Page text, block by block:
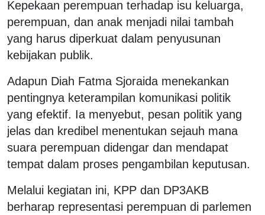
Kepekaan perempuan terhadap isu keluarga,
perempuan, dan anak menjadi nilai tambah
yang harus diperkuat dalam penyusunan
kebijakan publik.
Adapun Diah Fatma Sjoraida menekankan
pentingnya keterampilan komunikasi politik
yang efektif. Ia menyebut, pesan politik yang
jelas dan kredibel menentukan sejauh mana
suara perempuan didengar dan mendapat
tempat dalam proses pengambilan keputusan.
Melalui kegiatan ini, KPP dan DP3AKB
berharap representasi perempuan di parlemen